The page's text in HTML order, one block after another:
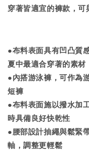
穿著皆適宜的褲款，可
●布料表面具有凹凸質
夏中最適合穿著的素
●內搭游泳褲，可作為
短褲
●布料表面施以撥水加
時具備良好快乾性
●腰部設計抽繩與鬆緊
軸，調整更輕鬆